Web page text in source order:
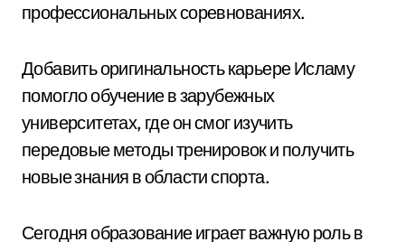
профессиональных соревнованиях.
Добавить оригинальность карьере Исламу
помогло обучение в зарубежных
университетах, где он смог изучить
передовые методы тренировок и получить
новые знания в области спорта.
Сегодня образование играет важную роль в